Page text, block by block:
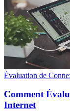
Évaluation de
Comment
Internet